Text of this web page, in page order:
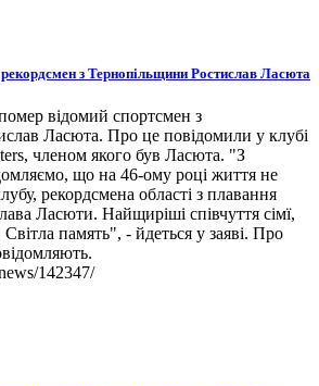
з Тернопільщини Ростислав Ласюта
відомий спортсмен з
Ласюта. Про це повідомили у клубі
членом якого був Ласюта. "З
що на 46-ому році життя не
рекордсмена області з плавання
Ласюти. Найщиріші співчуття сімї,
память", - йдеться у заяві. Про
142347/